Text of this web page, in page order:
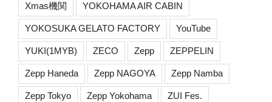
Xmas機関 YOKOHAMA AIR CABIN
YOKOSUKA GELATO FACTORY YouTube
YUKI(1MYB) ZECO Zepp ZEPPELIN
Zepp Haneda Zepp NAGOYA Zepp Namba
Zepp Tokyo Zepp Yokohama ZUI Fes.